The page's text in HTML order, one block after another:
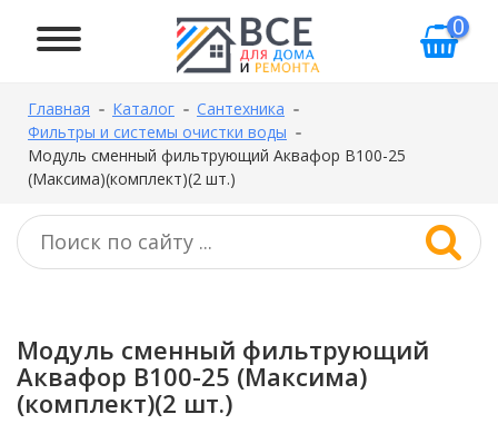
0
Главная Каталог
Сантехника
Фильтры и системы очистки воды
Модуль сменный фильтрующий Аквафор В100-25
(Максима)(комплект)(2 шт.)
Модуль сменный фильтрующий
Аквафор В100-25 (Максима)
(комплект)(2 шт.)